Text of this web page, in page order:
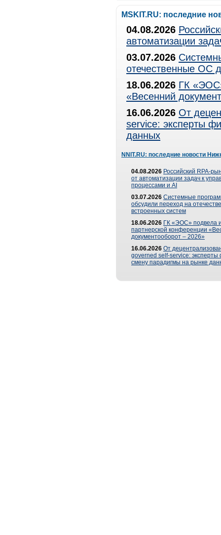
MSKIT.RU: последние
04.08.2026
автоматизации
03.07.2026
отечественные ОС
18.06.2026 ГК
«Весенний
16.06.2026 От
service: эксперты
данных
NNIT.RU: последние новости
04.08.2026 Российский RPA-
от автоматизации задач к
процессами и AI
03.07.2026 Системные
обсудили переход на
встроенных систем
18.06.2026 ГК «ЭОС» подвела
партнерской конференции
документооборот – 2026»
16.06.2026 От
governed self-service: эксперты
смену парадигмы на рынке